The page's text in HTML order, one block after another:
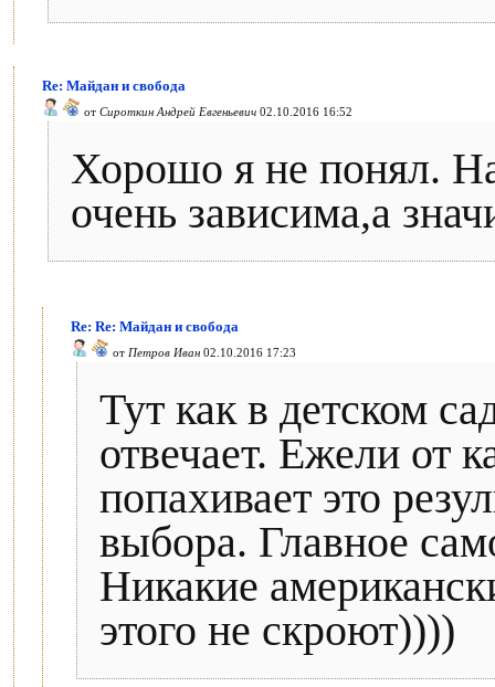
Re: Майдан и свобода
от Сироткин Андрей Евгеньевич 02.10.2016 16:52
Хорошо я не понял.
очень зависима,а
Re: Re: Майдан и свобода
от Петров Иван 02.10.2016 17:23
Тут как в детском
отвечает. Ежели от
попахивает это
выбора. Главное
Никакие
этого не скроют))))